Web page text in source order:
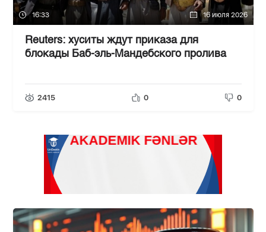
16:33 16 июля 2026
Reuters: хуситы ждут приказа для
блокады Баб-эль-Мандебского пролива
2415 0 0